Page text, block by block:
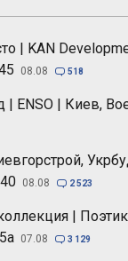
| KAN
08.08  518
ENSO | Киев,
08.08  2 523
|
07.08  3 129